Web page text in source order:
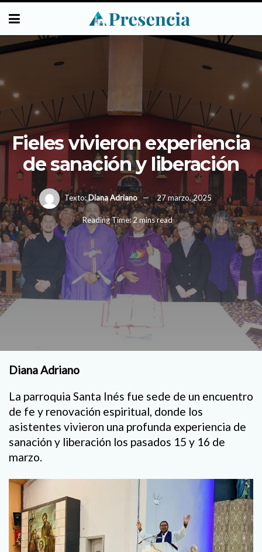
Fieles vivieron experiencia
de sanación y liberación
Texto:Diana Adriano 27 marzo, 2025
Reading Time: 2 mins read
Diana Adriano
La parroquia Santa Inés fue sede de un encuentro
de fe y renovación espiritual, donde los
asistentes vivieron una profunda experiencia de
sanación y liberación los pasados 15 y 16 de
marzo.